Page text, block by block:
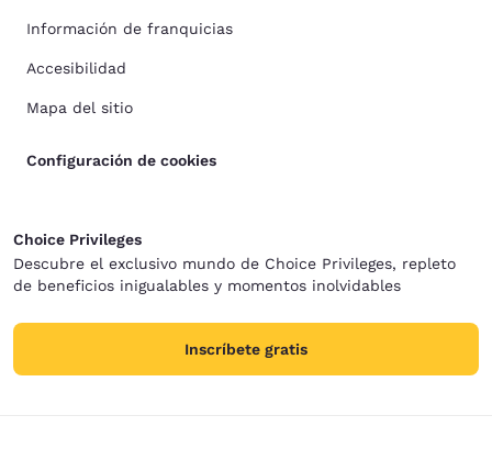
Información de franquicias
Accesibilidad
Mapa del sitio
Configuración de cookies
Choice Privileges
Descubre el exclusivo mundo de Choice Privileges, repleto
de beneficios inigualables y momentos inolvidables
Inscríbete gratis